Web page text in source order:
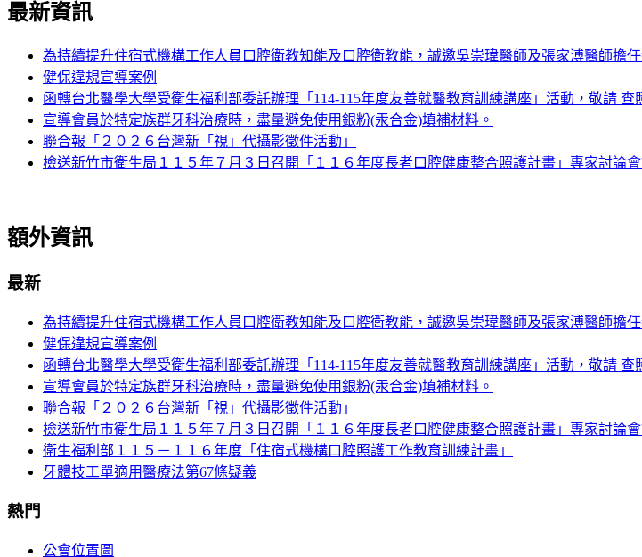
最新資訊
為持續提升住宿式機構工作人員口腔衛教知能及口腔衛教能，誠邀吳崇瑋醫師及張家溥醫師擔
健保違規宣導案例
函轉台北醫學大學受衛生福利部委託辦理「114-115年度友善就醫教育訓練講座」活動，敬請 查
宣導會員於特定族群牙科治療時，盡量避免使用銀粉(汞合金)填補材料。
聯合報「２０２６台灣新「視」代攝影徵件活動」
檢送新竹市衛生局１１５年７月３日召開「１１６年度長者口腔健康整合照護計畫」專家討論會
額外資訊
最新
為持續提升住宿式機構工作人員口腔衛教知能及口腔衛教能，誠邀吳崇瑋醫師及張家溥醫師擔
健保違規宣導案例
函轉台北醫學大學受衛生福利部委託辦理「114-115年度友善就醫教育訓練講座」活動，敬請 查
宣導會員於特定族群牙科治療時，盡量避免使用銀粉(汞合金)填補材料。
聯合報「２０２６台灣新「視」代攝影徵件活動」
檢送新竹市衛生局１１５年７月３日召開「１１６年度長者口腔健康整合照護計畫」專家討論會
衛生福利部１１５－１１６年度「住宿式機構口腔照護工作教育訓練計畫」
牙體技工單適用醫療法第67條疑義
熱門
公會位置圖